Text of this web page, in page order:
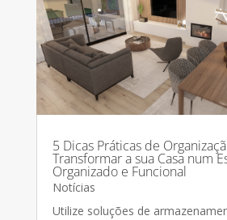
5 Dicas Práticas de
Transformar a sua Casa num
Organizado e Funcional
Notícias
Utilize soluções de